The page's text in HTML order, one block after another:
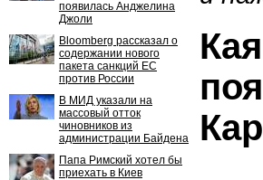
появилась Анджелина
Джоли
Bloomberg рассказал о
содержании нового
пакета санкций ЕС
против России
В МИД указали на
массовый отток
чиновников из
администрации Байдена
Папа Римский хотел бы
приехать в Киев